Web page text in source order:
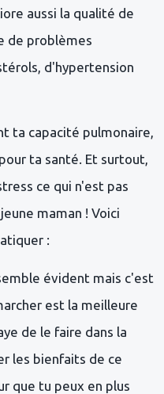
aussi la qualité de
de problèmes
d'hypertension
ta capacité pulmonaire,
ta santé. Et surtout,
ce qui n'est pas
maman ! Voici
:
évident mais c'est
est la meilleure
de le faire dans la
les bienfaits de ce
que tu peux en plus